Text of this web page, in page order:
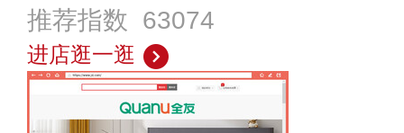
推荐指数 63074
进店逛一逛